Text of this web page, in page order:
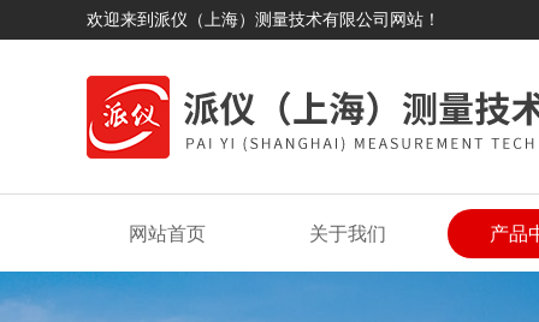
欢迎来到派仪（上海）测量技术有限公司网站！
网站首页 关于我们 产品